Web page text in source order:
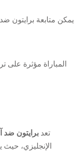
يمكن متابعة برايتون
المباراة مؤثرة
تعد برايتون ضد
الإنجليزي،